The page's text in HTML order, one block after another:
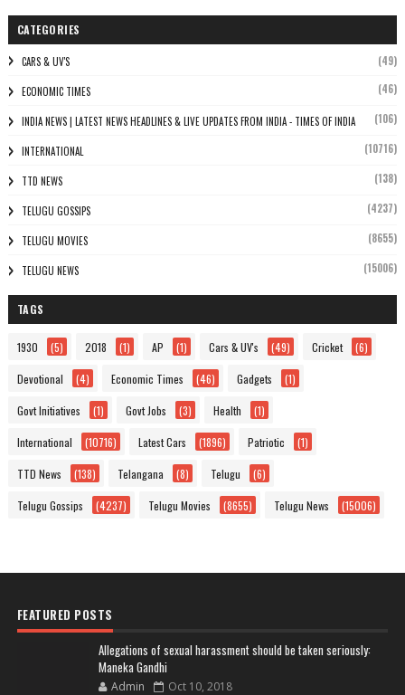
CATEGORIES
CARS & UV'S (49)
ECONOMIC TIMES (46)
INDIA NEWS | LATEST NEWS HEADLINES & LIVE UPDATES FROM INDIA - TIMES OF INDIA (106)
INTERNATIONAL (10716)
TTD NEWS (138)
TELUGU GOSSIPS (4237)
TELUGU MOVIES (8655)
TELUGU NEWS (15006)
TAGS
1930 (5) 2018 (1) AP (1) Cars & UV's (49) Cricket (6)
Devotional (4) Economic Times (46) Gadgets (1)
Govt Initiatives (1) Govt Jobs (3) Health (1)
International (10716) Latest Cars (1896) Patriotic (1)
TTD News (138) Telangana (8) Telugu (6)
Telugu Gossips (4237) Telugu Movies (8655) Telugu News (15006)
FEATURED POSTS
Allegations of sexual harassment should be taken seriously:
Maneka Gandhi
Admin Oct 10, 2018